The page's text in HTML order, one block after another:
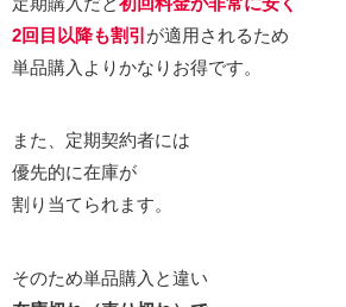
2回目以降も割引 が適用されるため
単品購入よりかなりお得です。
また、定期契約者には
優先的に在庫が
割り当てられます。
そのため単品購入と違い